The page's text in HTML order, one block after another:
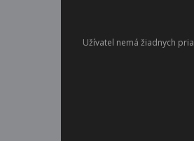
Užívatel nemá žiadnych